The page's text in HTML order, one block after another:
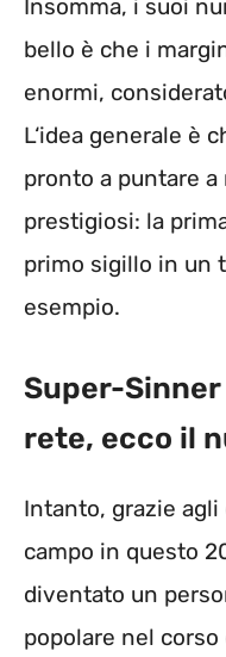
Insomma, i suoi
bello è che i
enormi,
L‘idea generale è
pronto a puntare
prestigiosi: la
primo sigillo in un
esempio.
Super-
rete, ecco il
Intanto, grazie
campo in questo
diventato un
popolare nel